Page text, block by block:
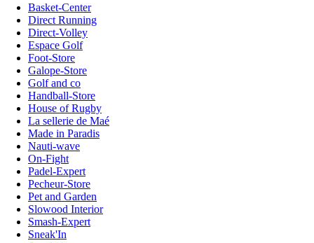
Basket-Center
Direct Running
Direct-Volley
Espace Golf
Foot-Store
Galope-Store
Golf and co
Handball-Store
House of Rugby
La sellerie de Maé
Made in Paradis
Nauti-wave
On-Fight
Padel-Expert
Pecheur-Store
Pet and Garden
Slowood Interior
Smash-Expert
Sneak'In